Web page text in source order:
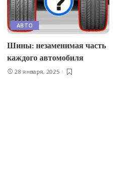
АВТО
Шины: незаменимая часть
каждого автомобиля
28 января, 2025